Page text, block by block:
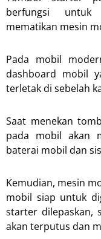
berfungsi untuk
mematikan mesin
Pada mobil
dashboard mobil
terletak di sebelah
Saat menekan
pada mobil akan
baterai mobil dan
Kemudian, mesin
mobil siap untuk
starter dilepaskan,
akan terputus dan